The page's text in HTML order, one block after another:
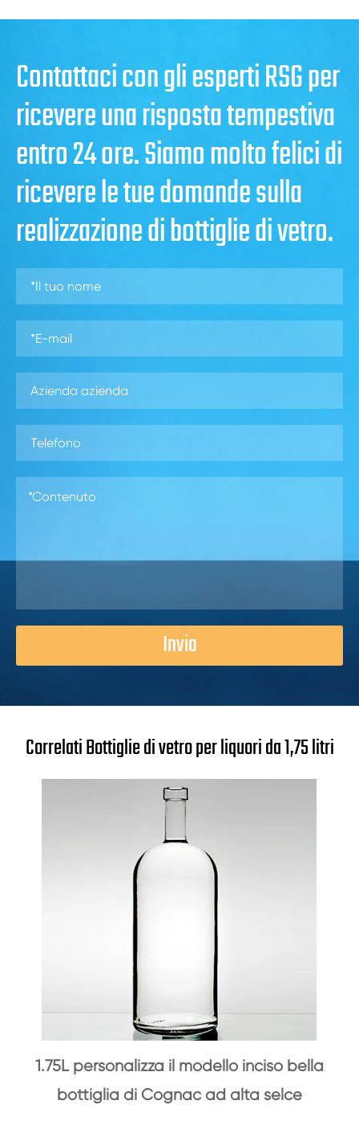
Contattaci con gli esperti RSG per
ricevere una risposta tempestiva
entro 24 ore. Siamo molto felici di
ricevere le tue domande sulla
realizzazione di bottiglie di vetro.
Invia
Correlati Bottiglie di vetro per liquori da 1,75 litri
1.75L personalizza il modello inciso bella
bottiglia di Cognac ad alta selce